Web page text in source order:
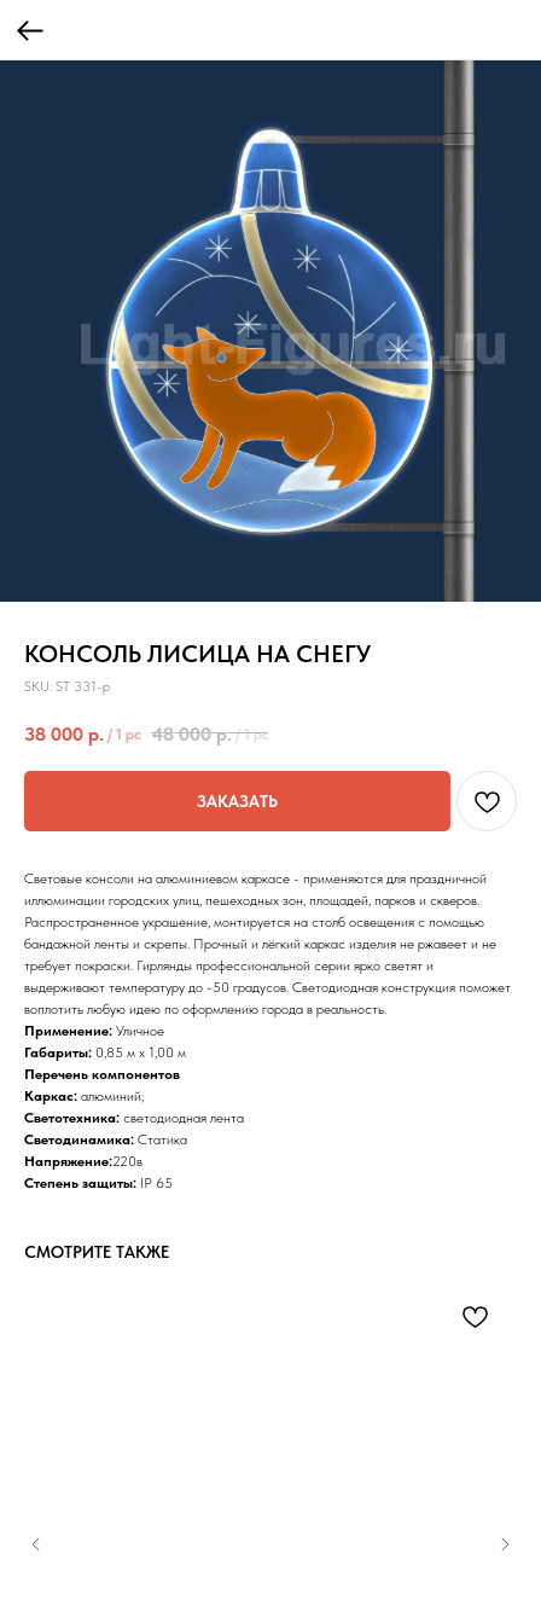
КОНСОЛЬ ЛИСИЦА НА СНЕГУ
SKU: ST 331-p
38 000 р. / 1 pc 48 000 р. / 1 pc
ЗАКАЗАТЬ
Световые консоли на алюминиевом каркасе - применяются для праздничной
иллюминации городских улиц, пешеходных зон, площадей, парков и скверов.
Распространенное украшение, монтируется на столб освещения с помощью
бандажной ленты и скрепы. Прочный и лёгкий каркас изделия не ржавеет и не
требует покраски. Гирлянды профессиональной серии ярко светят и
выдерживают температуру до -50 градусов. Светодиодная конструкция поможет
воплотить любую идею по оформлению города в реальность.
Применение: Уличное
Габариты: 0,85 м x 1,00 м
Перечень компонентов
Каркас: алюминий;
Светотехника: светодиодная лента
Светодинамика: Статика
Напряжение:220в
Степень защиты: IP 65
СМОТРИТЕ ТАКЖЕ